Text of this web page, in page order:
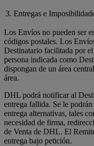
3. Entregas e
Los Envíos no pueden ser
códigos postales. Los
Destinatario facilitada por
persona indicada como
dispongan de un área
área.
DHL podrá notificar al
entrega fallida. Se le
entrega alternativas, tales
necesidad de firma,
de Venta de DHL. El
entrega bajo petición.